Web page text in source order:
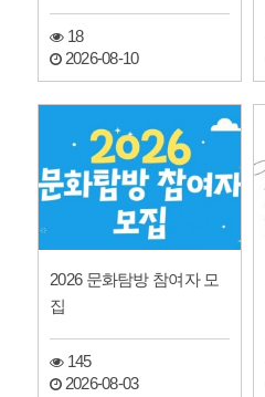
18
2026-08-10
2026 문화탐방 참여자 모
집
145
2026-08-03